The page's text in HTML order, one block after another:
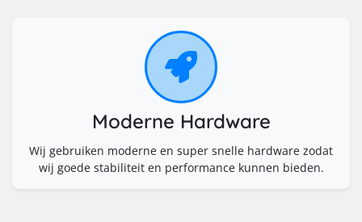
Moderne Hardware
Wij gebruiken moderne en super snelle hardware zodat
wij goede stabiliteit en performance kunnen bieden.